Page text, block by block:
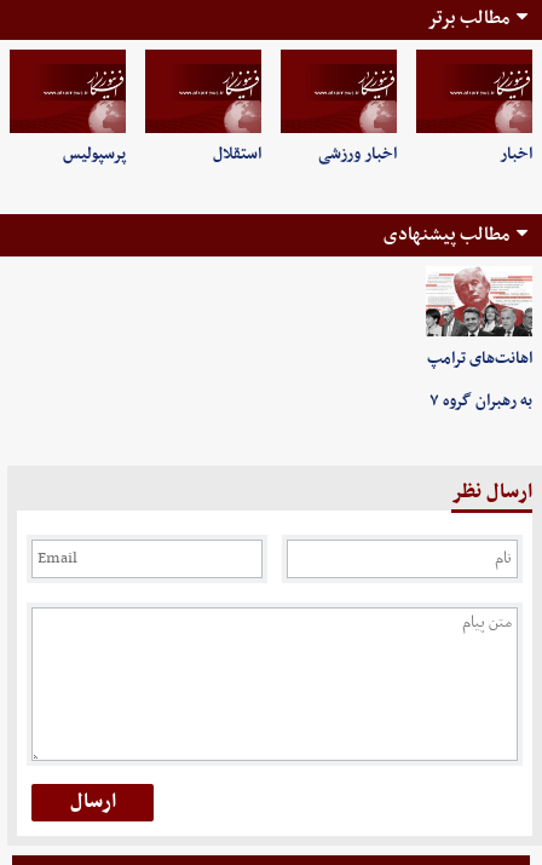
مطالب برتر
اخبار اخبار ورزشی استقلال پرسپولیس
مطالب پیشنهادی
اهانت‌های ترامپ
به رهبران گروه ۷
ارسال نظر